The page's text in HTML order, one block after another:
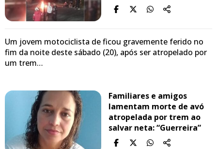
Um jovem motociclista de ficou gravemente ferido no
fim da noite deste sábado (20), após ser atropelado por
um trem…
Familiares e amigos
lamentam morte de avó
atropelada por trem ao
salvar neta: “Guerreira”